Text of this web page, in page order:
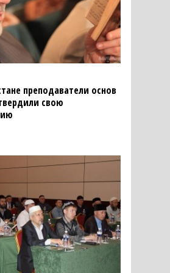
преподаватели основ
свою